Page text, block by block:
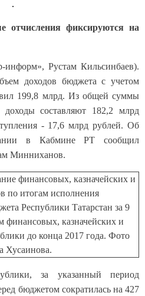
отчисления фиксируются на
информ», Рустам Кильсинбаев).
доходов бюджета с учетом
199,8 млрд. Из общей суммы
составляют 182,2 млрд
- 17,6 млрд рублей. Об
в Кабмине РТ сообщил
Минниханов.
за указанный период
бюджетом сократилась на 427